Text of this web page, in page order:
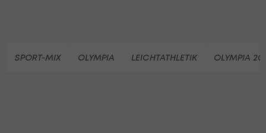
SPORT-MIX OLYMPIA LEICHTATHLETIK OLYMPIA